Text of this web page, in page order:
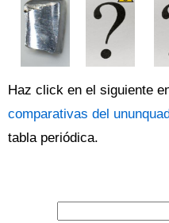
Haz click en el siguiente
comparativas del
tabla periódica.